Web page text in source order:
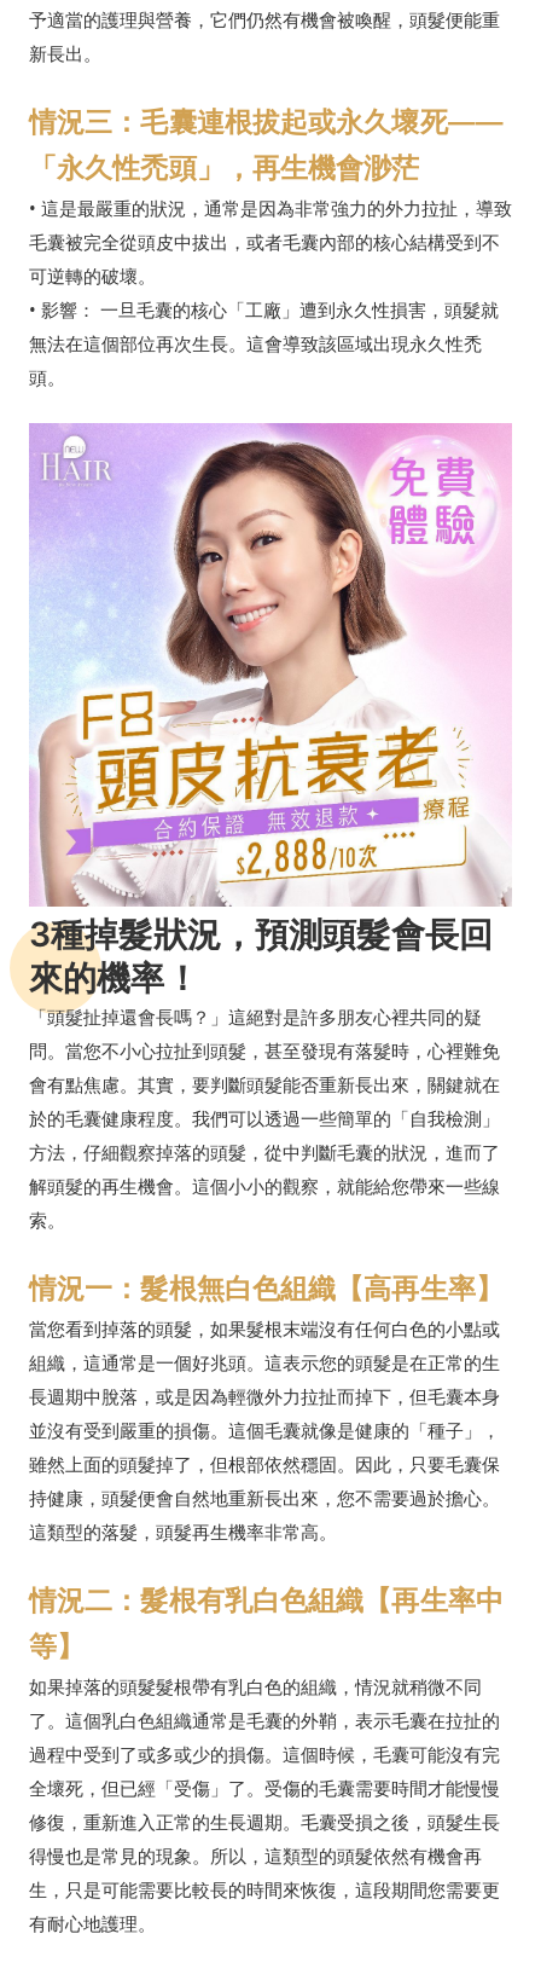
予適當的護理與營養，它們仍然有機會被喚醒，頭髮便能重
新長出。
情況三：毛囊連根拔起或永久壞死——
「永久性禿頭」，再生機會渺茫
• 這是最嚴重的狀況，通常是因為非常強力的外力拉扯，導致
毛囊被完全從頭皮中拔出，或者毛囊內部的核心結構受到不
可逆轉的破壞。
• 影響： 一旦毛囊的核心「工廠」遭到永久性損害，頭髮就
無法在這個部位再次生長。這會導致該區域出現永久性禿
頭。
3種掉髮狀況，預測頭髮會長回
來的機率！
「頭髮扯掉還會長嗎？」這絕對是許多朋友心裡共同的疑
問。當您不小心拉扯到頭髮，甚至發現有落髮時，心裡難免
會有點焦慮。其實，要判斷頭髮能否重新長出來，關鍵就在
於的毛囊健康程度。我們可以透過一些簡單的「自我檢測」
方法，仔細觀察掉落的頭髮，從中判斷毛囊的狀況，進而了
解頭髮的再生機會。這個小小的觀察，就能給您帶來一些線
索。
情況一：髮根無白色組織【高再生率】
當您看到掉落的頭髮，如果髮根末端沒有任何白色的小點或
組織，這通常是一個好兆頭。這表示您的頭髮是在正常的生
長週期中脫落，或是因為輕微外力拉扯而掉下，但毛囊本身
並沒有受到嚴重的損傷。這個毛囊就像是健康的「種子」，
雖然上面的頭髮掉了，但根部依然穩固。因此，只要毛囊保
持健康，頭髮便會自然地重新長出來，您不需要過於擔心。
這類型的落髮，頭髮再生機率非常高。
情況二：髮根有乳白色組織【再生率中
等】
如果掉落的頭髮髮根帶有乳白色的組織，情況就稍微不同
了。這個乳白色組織通常是毛囊的外鞘，表示毛囊在拉扯的
過程中受到了或多或少的損傷。這個時候，毛囊可能沒有完
全壞死，但已經「受傷」了。受傷的毛囊需要時間才能慢慢
修復，重新進入正常的生長週期。毛囊受損之後，頭髮生長
得慢也是常見的現象。所以，這類型的頭髮依然有機會再
生，只是可能需要比較長的時間來恢復，這段期間您需要更
有耐心地護理。